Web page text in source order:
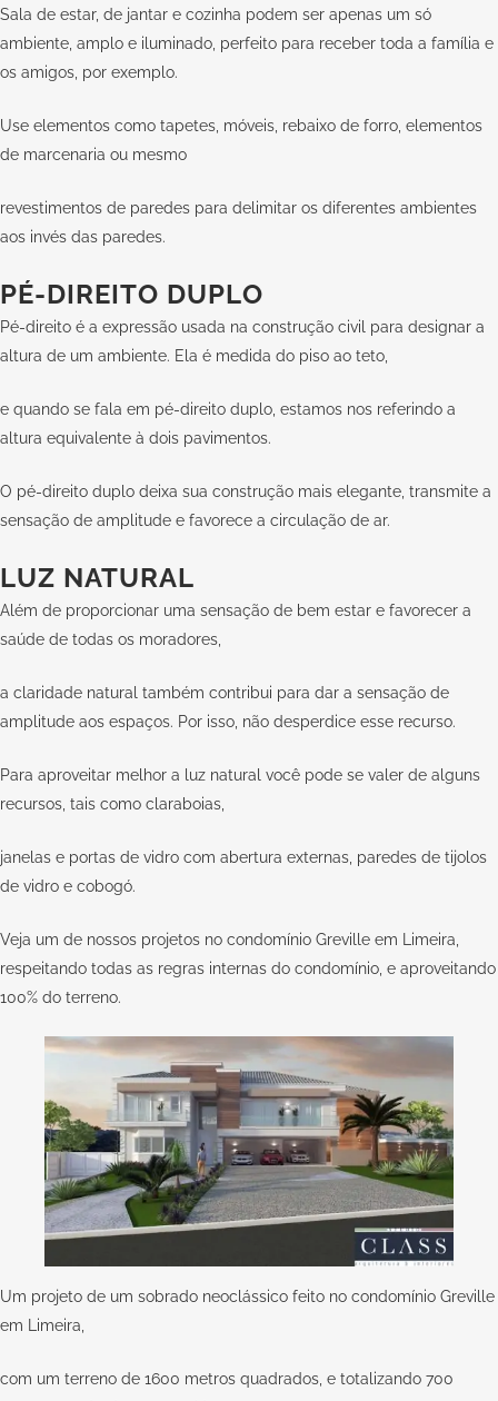
Sala de estar, de jantar e cozinha podem ser apenas um só
ambiente, amplo e iluminado, perfeito para receber toda a família e
os amigos, por exemplo.
Use elementos como tapetes, móveis, rebaixo de forro, elementos
de marcenaria ou mesmo
revestimentos de paredes para delimitar os diferentes ambientes
aos invés das paredes.
PÉ-DIREITO DUPLO
Pé-direito é a expressão usada na construção civil para designar a
altura de um ambiente. Ela é medida do piso ao teto,
e quando se fala em pé-direito duplo, estamos nos referindo a
altura equivalente à dois pavimentos.
O pé-direito duplo deixa sua construção mais elegante, transmite a
sensação de amplitude e favorece a circulação de ar.
LUZ NATURAL
Além de proporcionar uma sensação de bem estar e favorecer a
saúde de todas os moradores,
a claridade natural também contribui para dar a sensação de
amplitude aos espaços. Por isso, não desperdice esse recurso.
Para aproveitar melhor a luz natural você pode se valer de alguns
recursos, tais como claraboias,
janelas e portas de vidro com abertura externas, paredes de tijolos
de vidro e cobogó.
Veja um de nossos projetos no condomínio Greville em Limeira,
respeitando todas as regras internas do condomínio, e aproveitando
100% do terreno.
Um projeto de um sobrado neoclássico feito no condomínio Greville
em Limeira,
com um terreno de 1600 metros quadrados, e totalizando 700